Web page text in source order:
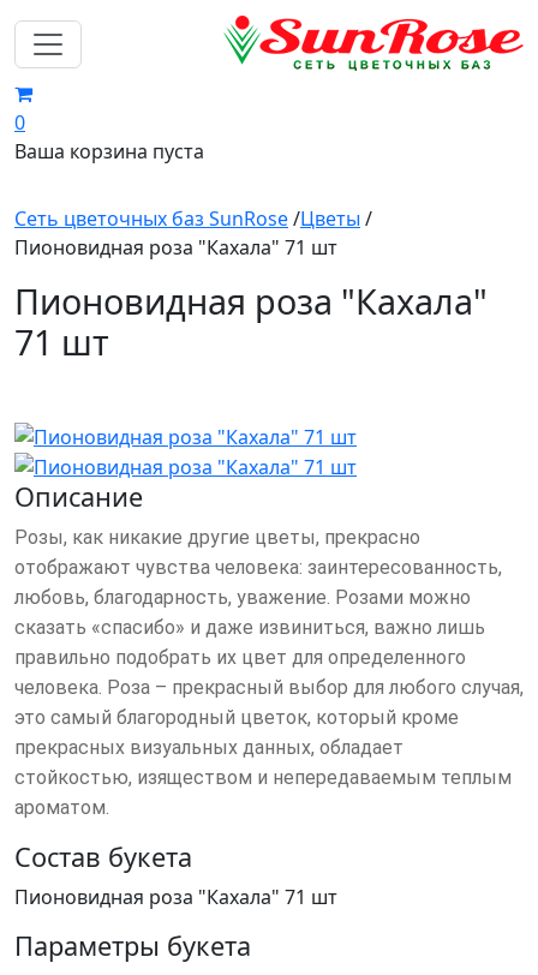
0
Ваша корзина пуста
Сеть цветочных баз SunRose/Цветы /
Пионовидная роза "Кахала" 71 шт
Пионовидная роза "Кахала"
71 шт
Описание
Розы, как никакие другие цветы, прекрасно
отображают чувства человека: заинтересованность,
любовь, благодарность, уважение. Розами можно
сказать «спасибо» и даже извиниться, важно лишь
правильно подобрать их цвет для определенного
человека. Роза – прекрасный выбор для любого случая,
это самый благородный цветок, который кроме
прекрасных визуальных данных, обладает
стойкостью, изяществом и непередаваемым теплым
ароматом.
Состав букета
Пионовидная роза "Кахала" 71 шт
Параметры букета